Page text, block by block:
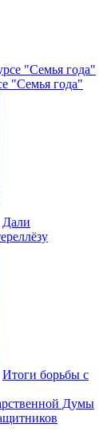
"Семья года"
Дали
Итоги борьбы с